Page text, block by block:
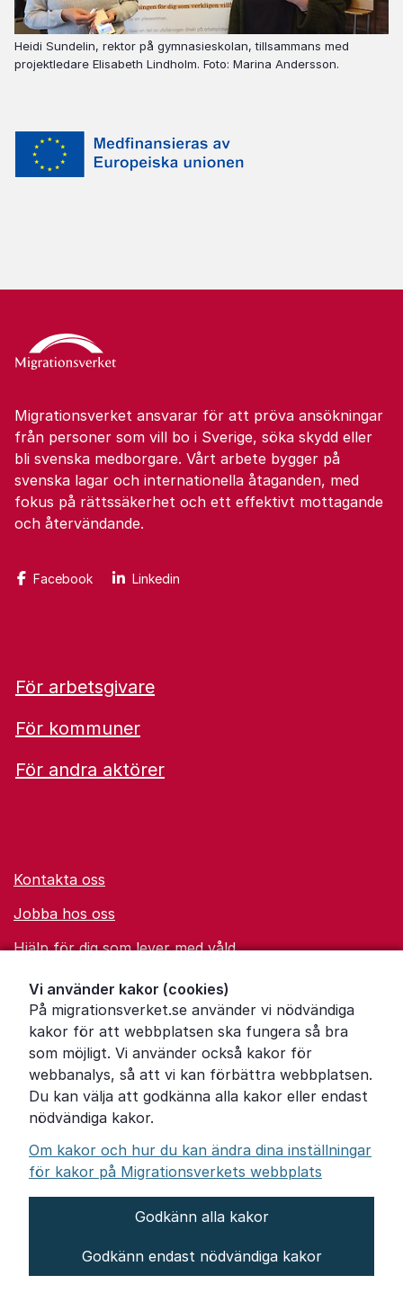
Vi använder kakor (cookies)
På migrationsverket.se använder vi nödvändiga
kakor för att webbplatsen ska fungera så bra
som möjligt. Vi använder också kakor för
webbanalys, så att vi kan förbättra webbplatsen.
Du kan välja att godkänna alla kakor eller endast
nödvändiga kakor.
Om kakor och hur du kan ändra dina inställningar
för kakor på Migrationsverkets webbplats
Godkänn alla kakor
Godkänn endast nödvändiga kakor
Heidi Sundelin, rektor på gymnasieskolan, tillsammans med
projektledare Elisabeth Lindholm. Foto: Marina Andersson.
Migrationsverket ansvarar för att pröva ansökningar
från personer som vill bo i Sverige, söka skydd eller
bli svenska medborgare. Vårt arbete bygger på
svenska lagar och internationella åtaganden, med
fokus på rättssäkerhet och ett effektivt mottagande
och återvändande.
Facebook Linkedin
För arbetsgivare
För kommuner
För andra aktörer
Kontakta oss
Jobba hos oss
Hjälp för dig som lever med våld
Ordförklaringar
Om Migrationsverket
Pressrum
Tillgänglighetsredogörelse
Other languages
Behandling av personuppgifter